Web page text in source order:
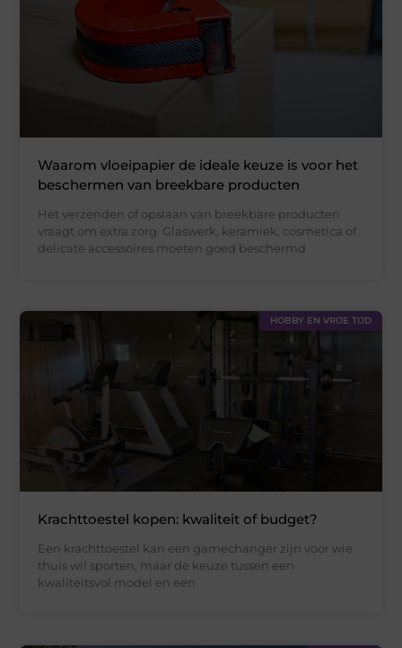
Waarom vloeipapier de ideale keuze is voor het
beschermen van breekbare producten
Het verzenden of opslaan van breekbare producten
vraagt om extra zorg. Glaswerk, keramiek, cosmetica of
delicate accessoires moeten goed beschermd
HOBBY EN VRIJE TIJD
Krachttoestel kopen: kwaliteit of budget?
Een krachttoestel kan een gamechanger zijn voor wie
thuis wil sporten, maar de keuze tussen een
kwaliteitsvol model en een